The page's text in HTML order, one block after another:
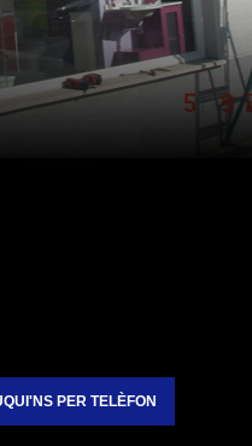
PER TELÈFON